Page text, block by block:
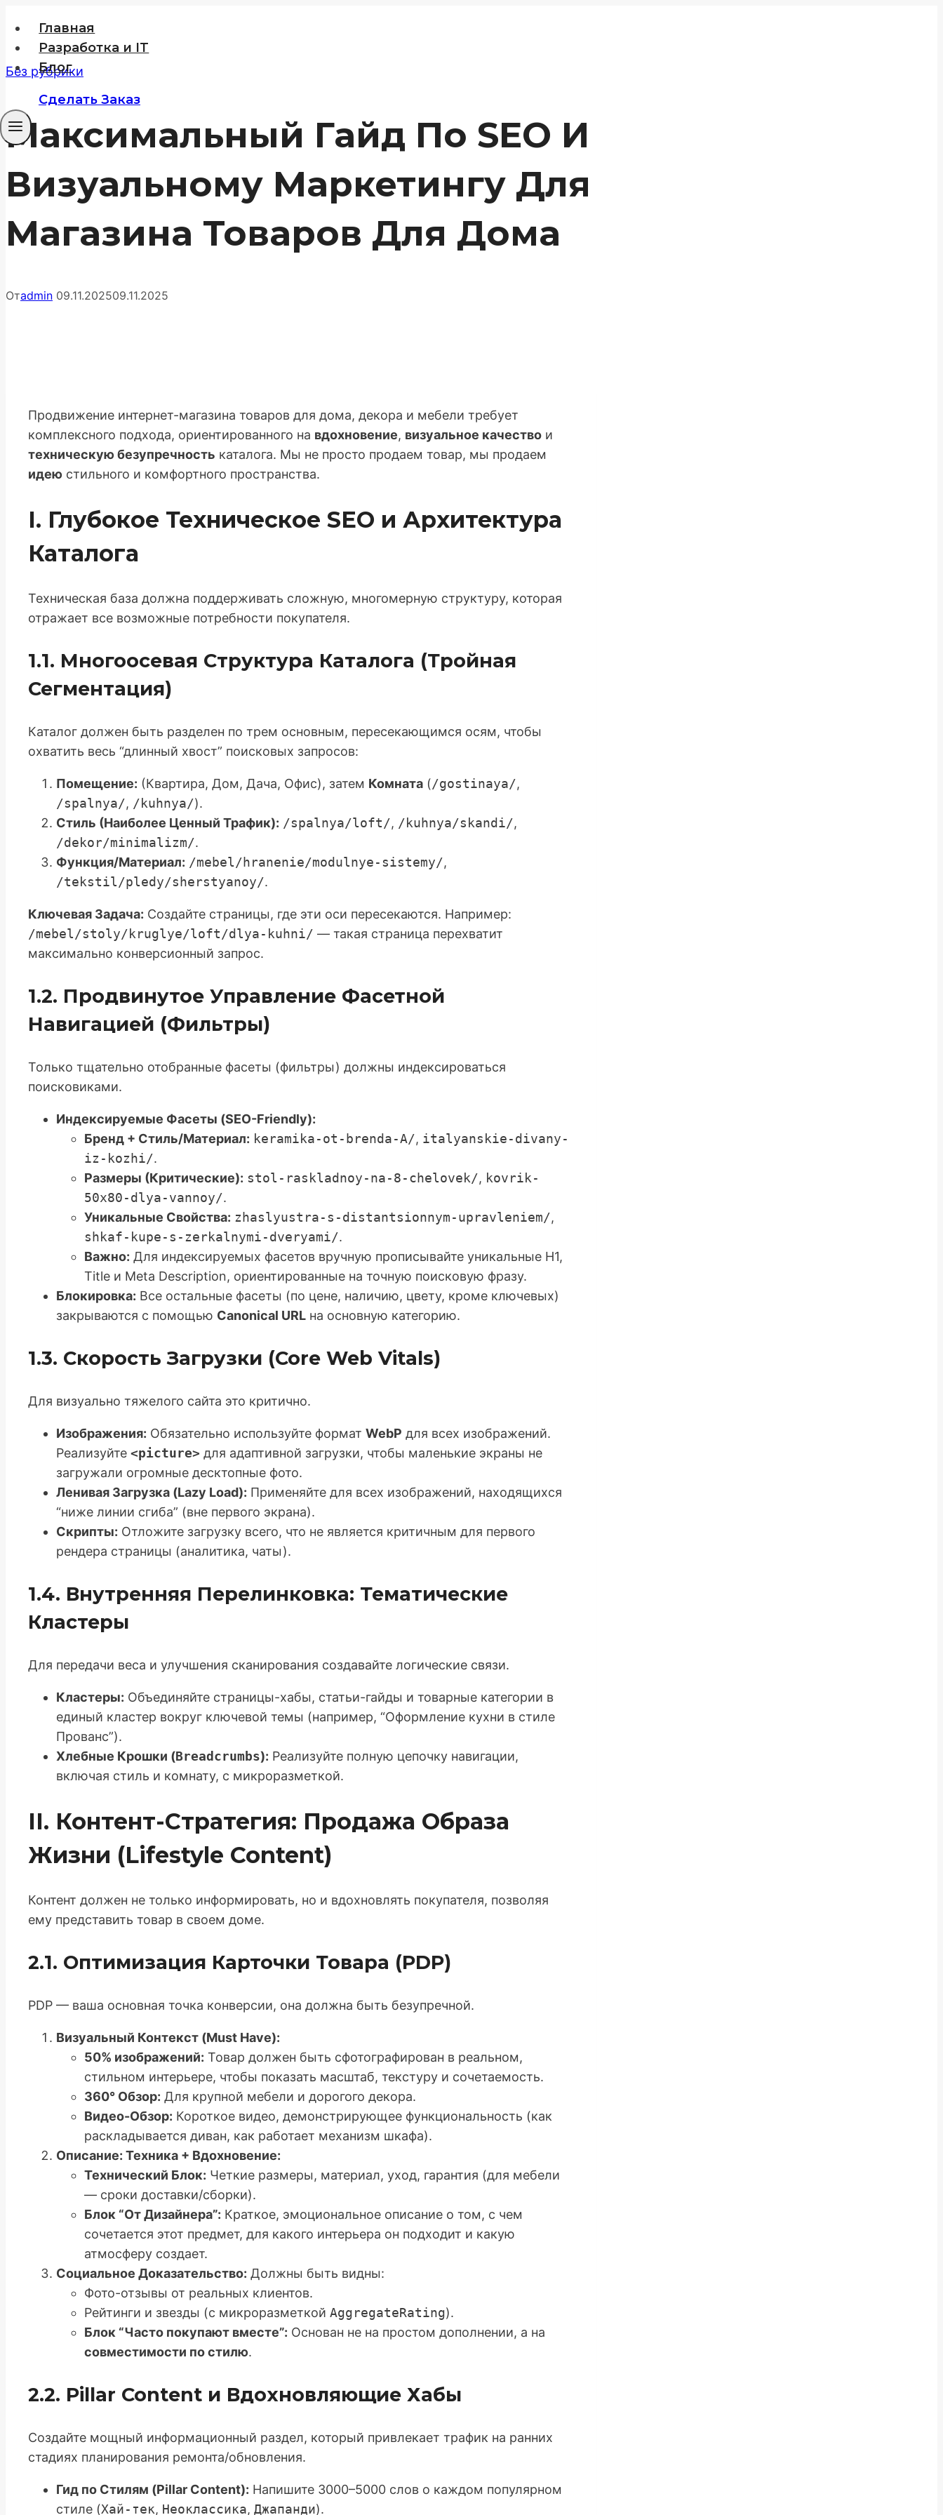
содержимому
Главная
Разработка и IT
Блог
Сделать Заказ
Без рубрики
Максимальный Гайд По SEO И
Визуальному Маркетингу Для
Магазина Товаров Для Дома
Отadmin 09.11.202509.11.2025
Продвижение интернет-магазина товаров для дома, декора и мебели требует
комплексного подхода, ориентированного на вдохновение, визуальное качество и
техническую безупречность каталога. Мы не просто продаем товар, мы продаем
идею стильного и комфортного пространства.
I. Глубокое Техническое SEO и Архитектура
Каталога
Техническая база должна поддерживать сложную, многомерную структуру, которая
отражает все возможные потребности покупателя.
1.1. Многоосевая Структура Каталога (Тройная
Сегментация)
Каталог должен быть разделен по трем основным, пересекающимся осям, чтобы
охватить весь “длинный хвост” поисковых запросов:
Помещение: (Квартира, Дом, Дача, Офис), затем Комната (/gostinaya/,
/spalnya/, /kuhnya/).
Стиль (Наиболее Ценный Трафик): /spalnya/loft/, /kuhnya/skandi/,
/dekor/minimalizm/.
Функция/Материал: /mebel/hranenie/modulnye-sistemy/,
/tekstil/pledy/sherstyanoy/.
Ключевая Задача: Создайте страницы, где эти оси пересекаются. Например:
/mebel/stoly/kruglye/loft/dlya-kuhni/ — такая страница перехватит
максимально конверсионный запрос.
1.2. Продвинутое Управление Фасетной
Навигацией (Фильтры)
Только тщательно отобранные фасеты (фильтры) должны индексироваться
поисковиками.
Индексируемые Фасеты (SEO-Friendly):
Бренд + Стиль/Материал: keramika-ot-brenda-A/, italyanskie-divany-
iz-kozhi/.
Размеры (Критические): stol-raskladnoy-na-8-chelovek/, kovrik-
50x80-dlya-vannoy/.
Уникальные Свойства: zhaslyustra-s-distantsionnym-upravleniem/,
shkaf-kupe-s-zerkalnymi-dveryami/.
Важно: Для индексируемых фасетов вручную прописывайте уникальные H1,
Title и Meta Description, ориентированные на точную поисковую фразу.
Блокировка: Все остальные фасеты (по цене, наличию, цвету, кроме ключевых)
закрываются с помощью Canonical URL на основную категорию.
1.3. Скорость Загрузки (Core Web Vitals)
Для визуально тяжелого сайта это критично.
Изображения: Обязательно используйте формат WebP для всех изображений.
Реализуйте <picture> для адаптивной загрузки, чтобы маленькие экраны не
загружали огромные десктопные фото.
Ленивая Загрузка (Lazy Load): Применяйте для всех изображений, находящихся
“ниже линии сгиба” (вне первого экрана).
Скрипты: Отложите загрузку всего, что не является критичным для первого
рендера страницы (аналитика, чаты).
1.4. Внутренняя Перелинковка: Тематические
Кластеры
Для передачи веса и улучшения сканирования создавайте логические связи.
Кластеры: Объединяйте страницы-хабы, статьи-гайды и товарные категории в
единый кластер вокруг ключевой темы (например, “Оформление кухни в стиле
Прованс”).
Хлебные Крошки (Breadcrumbs): Реализуйте полную цепочку навигации,
включая стиль и комнату, с микроразметкой.
II. Контент-Стратегия: Продажа Образа
Жизни (Lifestyle Content)
Контент должен не только информировать, но и вдохновлять покупателя, позволяя
ему представить товар в своем доме.
2.1. Оптимизация Карточки Товара (PDP)
PDP — ваша основная точка конверсии, она должна быть безупречной.
Визуальный Контекст (Must Have):
50% изображений: Товар должен быть сфотографирован в реальном,
стильном интерьере, чтобы показать масштаб, текстуру и сочетаемость.
360° Обзор: Для крупной мебели и дорогого декора.
Видео-Обзор: Короткое видео, демонстрирующее функциональность (как
раскладывается диван, как работает механизм шкафа).
Описание: Техника + Вдохновение:
Технический Блок: Четкие размеры, материал, уход, гарантия (для мебели
— сроки доставки/сборки).
Блок “От Дизайнера”: Краткое, эмоциональное описание о том, с чем
сочетается этот предмет, для какого интерьера он подходит и какую
атмосферу создает.
Социальное Доказательство: Должны быть видны:
Фото-отзывы от реальных клиентов.
Рейтинги и звезды (с микроразметкой AggregateRating).
Блок “Часто покупают вместе”: Основан не на простом дополнении, а на
совместимости по стилю.
2.2. Pillar Content и Вдохновляющие Хабы
Создайте мощный информационный раздел, который привлекает трафик на ранних
стадиях планирования ремонта/обновления.
Гид по Стилям (Pillar Content): Напишите 3000–5000 слов о каждом популярном
стиле (Хай-тек, Неоклассика, Джапанди).